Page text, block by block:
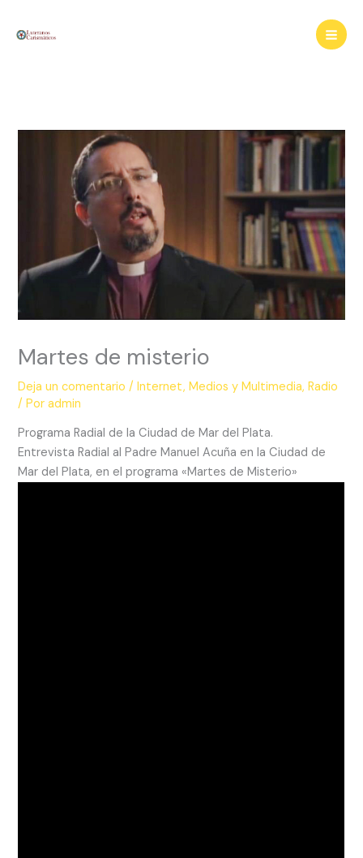
Martes de misterio
Deja un comentario /Internet,Medios y Multimedia,Radio
/ Poradmin
Programa Radial de la Ciudad de Mar del Plata.
Entrevista Radial al Padre Manuel Acuña en la Ciudad de
Mar del Plata, en el programa «Martes de Misterio»